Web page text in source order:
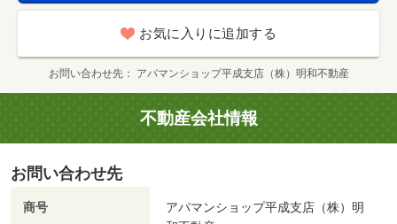
お気に入りに追加する
お問い合わせ先 アパマンショップ平成支店（株）明和不動産
不動産会社情報
お問い合わせ先
商号
アパマンショップ平成支店（株）明